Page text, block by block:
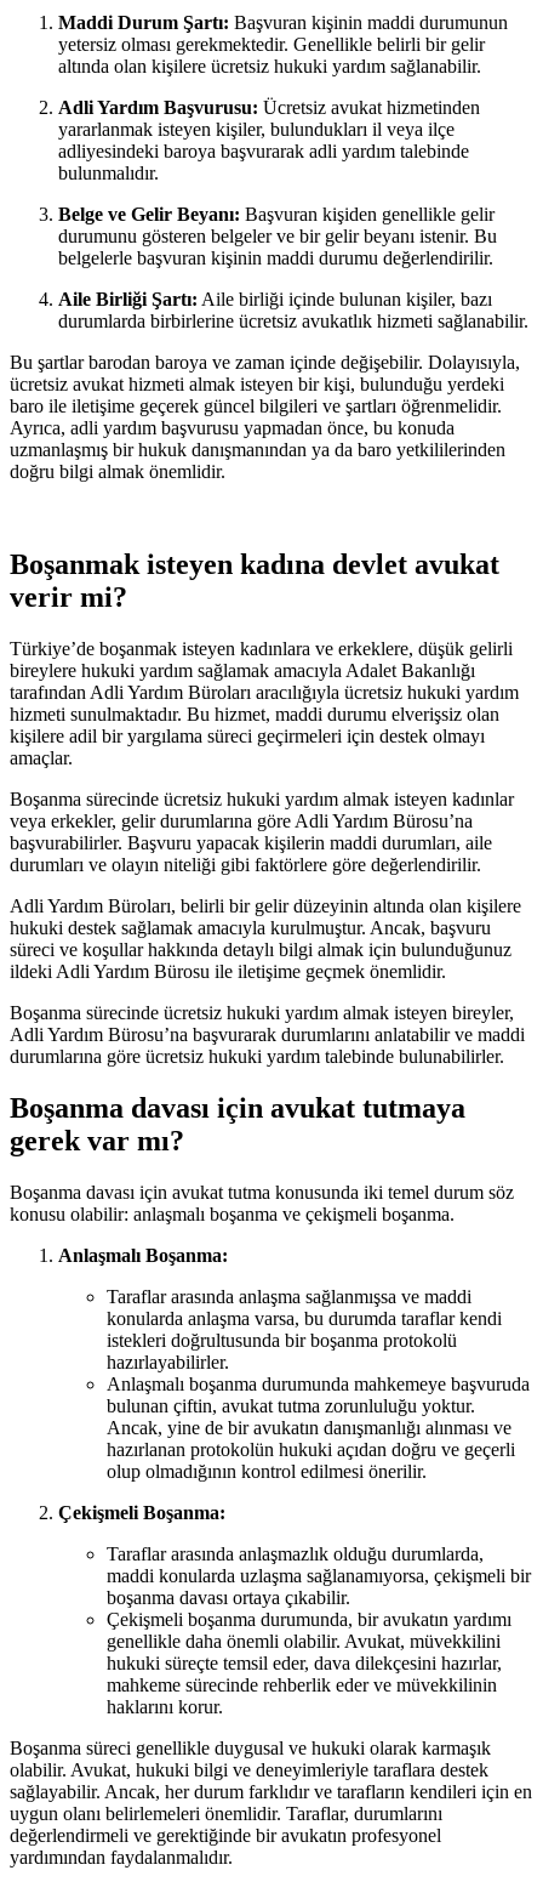
Maddi Durum Şartı: Başvuran kişinin maddi durumunun
yetersiz olması gerekmektedir. Genellikle belirli bir gelir
altında olan kişilere ücretsiz hukuki yardım sağlanabilir.
Adli Yardım Başvurusu: Ücretsiz avukat hizmetinden
yararlanmak isteyen kişiler, bulundukları il veya ilçe
adliyesindeki baroya başvurarak adli yardım talebinde
bulunmalıdır.
Belge ve Gelir Beyanı: Başvuran kişiden genellikle gelir
durumunu gösteren belgeler ve bir gelir beyanı istenir. Bu
belgelerle başvuran kişinin maddi durumu değerlendirilir.
Aile Birliği Şartı: Aile birliği içinde bulunan kişiler, bazı
durumlarda birbirlerine ücretsiz avukatlık hizmeti sağlanabilir.
Bu şartlar barodan baroya ve zaman içinde değişebilir. Dolayısıyla,
ücretsiz avukat hizmeti almak isteyen bir kişi, bulunduğu yerdeki
baro ile iletişime geçerek güncel bilgileri ve şartları öğrenmelidir.
Ayrıca, adli yardım başvurusu yapmadan önce, bu konuda
uzmanlaşmış bir hukuk danışmanından ya da baro yetkililerinden
doğru bilgi almak önemlidir.
Boşanmak isteyen kadına devlet avukat
verir mi?
Türkiye’de boşanmak isteyen kadınlara ve erkeklere, düşük gelirli
bireylere hukuki yardım sağlamak amacıyla Adalet Bakanlığı
tarafından Adli Yardım Büroları aracılığıyla ücretsiz hukuki yardım
hizmeti sunulmaktadır. Bu hizmet, maddi durumu elverişsiz olan
kişilere adil bir yargılama süreci geçirmeleri için destek olmayı
amaçlar.
Boşanma sürecinde ücretsiz hukuki yardım almak isteyen kadınlar
veya erkekler, gelir durumlarına göre Adli Yardım Bürosu’na
başvurabilirler. Başvuru yapacak kişilerin maddi durumları, aile
durumları ve olayın niteliği gibi faktörlere göre değerlendirilir.
Adli Yardım Büroları, belirli bir gelir düzeyinin altında olan kişilere
hukuki destek sağlamak amacıyla kurulmuştur. Ancak, başvuru
süreci ve koşullar hakkında detaylı bilgi almak için bulunduğunuz
ildeki Adli Yardım Bürosu ile iletişime geçmek önemlidir.
Boşanma sürecinde ücretsiz hukuki yardım almak isteyen bireyler,
Adli Yardım Bürosu’na başvurarak durumlarını anlatabilir ve maddi
durumlarına göre ücretsiz hukuki yardım talebinde bulunabilirler.
Boşanma davası için avukat tutmaya
gerek var mı?
Boşanma davası için avukat tutma konusunda iki temel durum söz
konusu olabilir: anlaşmalı boşanma ve çekişmeli boşanma.
Anlaşmalı Boşanma:
Taraflar arasında anlaşma sağlanmışsa ve maddi
konularda anlaşma varsa, bu durumda taraflar kendi
istekleri doğrultusunda bir boşanma protokolü
hazırlayabilirler.
Anlaşmalı boşanma durumunda mahkemeye başvuruda
bulunan çiftin, avukat tutma zorunluluğu yoktur.
Ancak, yine de bir avukatın danışmanlığı alınması ve
hazırlanan protokolün hukuki açıdan doğru ve geçerli
olup olmadığının kontrol edilmesi önerilir.
Çekişmeli Boşanma:
Taraflar arasında anlaşmazlık olduğu durumlarda,
maddi konularda uzlaşma sağlanamıyorsa, çekişmeli bir
boşanma davası ortaya çıkabilir.
Çekişmeli boşanma durumunda, bir avukatın yardımı
genellikle daha önemli olabilir. Avukat, müvekkilini
hukuki süreçte temsil eder, dava dilekçesini hazırlar,
mahkeme sürecinde rehberlik eder ve müvekkilinin
haklarını korur.
Boşanma süreci genellikle duygusal ve hukuki olarak karmaşık
olabilir. Avukat, hukuki bilgi ve deneyimleriyle taraflara destek
sağlayabilir. Ancak, her durum farklıdır ve tarafların kendileri için en
uygun olanı belirlemeleri önemlidir. Taraflar, durumlarını
değerlendirmeli ve gerektiğinde bir avukatın profesyonel
yardımından faydalanmalıdır.